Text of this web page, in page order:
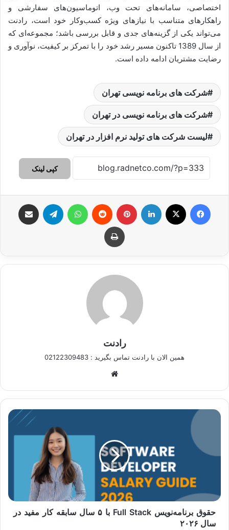
اختصاصی، سامانه‌های تحت وب، اتوماسیون‌های سفارشی و
راهکارهای متناسب با نیازهای ویژه کسب‌وکار خود است، رادنت
می‌تواند یکی از گزینه‌های جدی و قابل بررسی باشد؛ مجموعه‌ای که
از سال 1389 تاکنون مسیر رشد خود را با تمرکز بر کیفیت، نوآوری و
رضایت مشتریان ادامه داده است.
شرکت های برنامه نویسی تهران
شرکت های برنامه نویسی در تهران
لیست شرکت های تولید نرم افزار در تهران
کپی لینک
فیس بوک لینکدین ‫پین‌ترست ‫رددیت تلگرام
چاپ
رادنت
همین الان با رادنت تماس بگیرید : 02122309483
حقوق
برنامه‌نویس
با
کار
مفید
در
حقوق برنامه‌نویس Full Stack با ۵ سال سابقه کار مفید در
سال ۲۰۲۶